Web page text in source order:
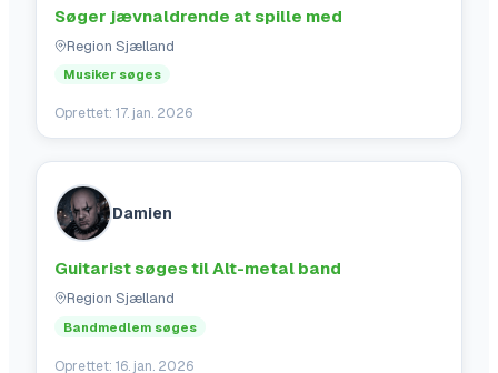
Søger jævnaldrende at spille med
Region Sjælland
Musiker søges
Oprettet: 17. jan. 2026
Damien
Guitarist søges til Alt-metal band
Region Sjælland
Bandmedlem søges
Oprettet: 16. jan. 2026